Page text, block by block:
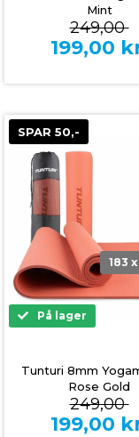
Mint
249,00
199,00
SPAR 50,-
183
På lager
Tunturi 8mm
Rose Gold
249,00
199,00